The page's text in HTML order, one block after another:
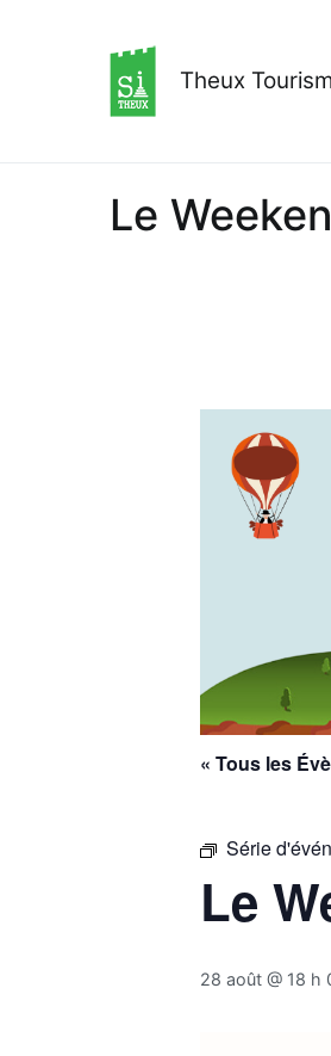
Theux
Le
« Tous les
Série
Le
28 août @ 18 h